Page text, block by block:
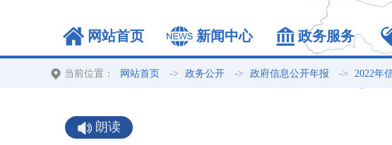
网站首页 新闻中心 政务服务
当前位置： 网站首页 -> 政务公开 -> 政府信息公开年报 -> 2022年
朗读